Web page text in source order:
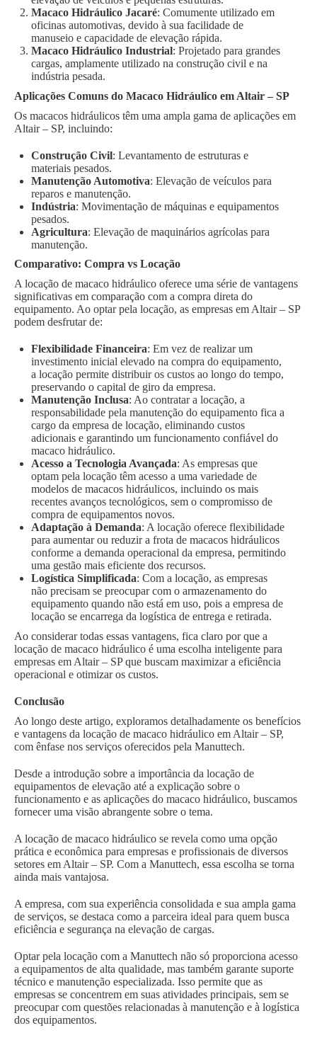
Macaco Hidráulico Jacaré: Comumente utilizado em
oficinas automotivas, devido à sua facilidade de
manuseio e capacidade de elevação rápida.
Macaco Hidráulico Industrial: Projetado para grandes
cargas, amplamente utilizado na construção civil e na
indústria pesada.
Aplicações Comuns do Macaco Hidráulico em Altair – SP
Os macacos hidráulicos têm uma ampla gama de aplicações em
Altair – SP, incluindo:
Construção Civil: Levantamento de estruturas e
materiais pesados.
Manutenção Automotiva: Elevação de veículos para
reparos e manutenção.
Indústria: Movimentação de máquinas e equipamentos
pesados.
Agricultura: Elevação de maquinários agrícolas para
manutenção.
Comparativo: Compra vs Locação
A locação de macaco hidráulico oferece uma série de vantagens
significativas em comparação com a compra direta do
equipamento. Ao optar pela locação, as empresas em Altair – SP
podem desfrutar de:
Flexibilidade Financeira: Em vez de realizar um
investimento inicial elevado na compra do equipamento,
a locação permite distribuir os custos ao longo do tempo,
preservando o capital de giro da empresa.
Manutenção Inclusa: Ao contratar a locação, a
responsabilidade pela manutenção do equipamento fica a
cargo da empresa de locação, eliminando custos
adicionais e garantindo um funcionamento confiável do
macaco hidráulico.
Acesso a Tecnologia Avançada: As empresas que
optam pela locação têm acesso a uma variedade de
modelos de macacos hidráulicos, incluindo os mais
recentes avanços tecnológicos, sem o compromisso de
compra de equipamentos novos.
Adaptação à Demanda: A locação oferece flexibilidade
para aumentar ou reduzir a frota de macacos hidráulicos
conforme a demanda operacional da empresa, permitindo
uma gestão mais eficiente dos recursos.
Logística Simplificada: Com a locação, as empresas
não precisam se preocupar com o armazenamento do
equipamento quando não está em uso, pois a empresa de
locação se encarrega da logística de entrega e retirada.
Ao considerar todas essas vantagens, fica claro por que a
locação de macaco hidráulico é uma escolha inteligente para
empresas em Altair – SP que buscam maximizar a eficiência
operacional e otimizar os custos.
Conclusão
Ao longo deste artigo, exploramos detalhadamente os benefícios
e vantagens da locação de macaco hidráulico em Altair – SP,
com ênfase nos serviços oferecidos pela Manuttech.
Desde a introdução sobre a importância da locação de
equipamentos de elevação até a explicação sobre o
funcionamento e as aplicações do macaco hidráulico, buscamos
fornecer uma visão abrangente sobre o tema.
A locação de macaco hidráulico se revela como uma opção
prática e econômica para empresas e profissionais de diversos
setores em Altair – SP. Com a Manuttech, essa escolha se torna
ainda mais vantajosa.
A empresa, com sua experiência consolidada e sua ampla gama
de serviços, se destaca como a parceira ideal para quem busca
eficiência e segurança na elevação de cargas.
Optar pela locação com a Manuttech não só proporciona acesso
a equipamentos de alta qualidade, mas também garante suporte
técnico e manutenção especializada. Isso permite que as
empresas se concentrem em suas atividades principais, sem se
preocupar com questões relacionadas à manutenção e à logística
dos equipamentos.